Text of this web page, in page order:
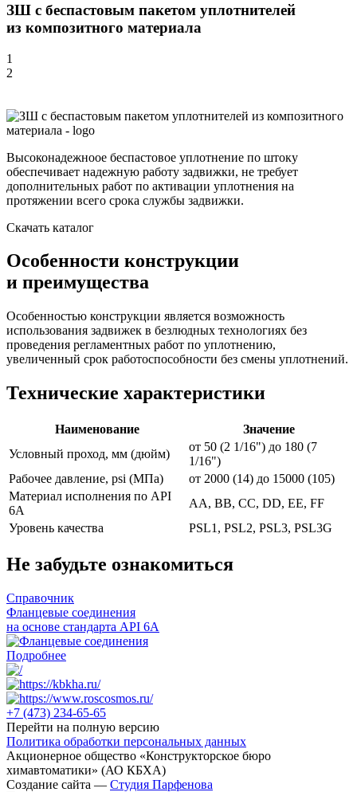
ЗШ с беспастовым пакетом уплотнителей
из композитного материала
1
2
Высоконадежноое беспастовое уплотнение по штоку
обеспечивает надежную работу задвижки, не требует
дополнительных работ по активации уплотнения на
протяжении всего срока службы задвижки.
Скачать каталог
Особенности конструкции
и преимущества
Особенностью конструкции является возможность
использования задвижек в безлюдных технологиях без
проведения регламентных работ по уплотнению,
увеличенный срок работоспособности без смены уплотнений.
Технические характеристики
Наименование
Значение
Условный проход, мм (дюйм)
от 50 (2 1/16") до 180 (7
1/16")
Рабочее давление, psi (МПа)
от 2000 (14) до 15000 (105)
Материал исполнения по API
6А
АА, ВВ, СС, DD, ЕЕ, FF
Уровень качества
PSL1, PSL2, PSL3, PSL3G
Не забудьте ознакомиться
Справочник
Фланцевые соединения
на основе стандарта API 6A
Подробнее
+7 (473) 234-65-65
Перейти на полную версию
Политика обработки персональных данных
Акционерное общество «Конструкторское бюро
химавтоматики» (АО КБХА)
Создание сайта — Студия Парфенова